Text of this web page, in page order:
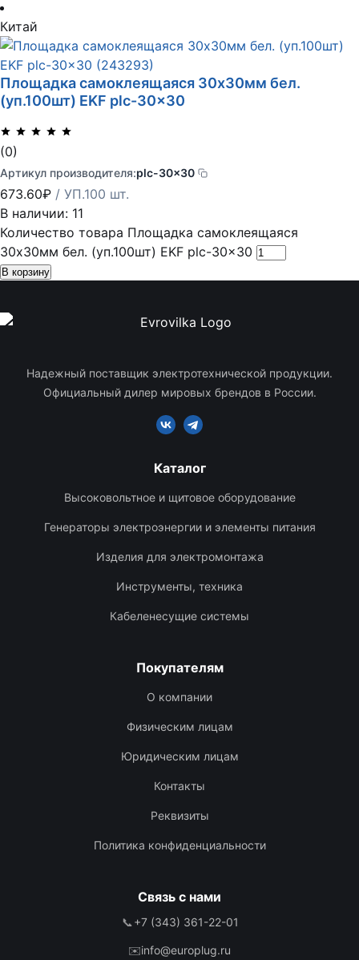
Китай
Площадка самоклеящаяся 30х30мм бел.
(уп.100шт) EKF plc-30×30
(0)
Артикул производителя:plc-30x30
673.60₽ / УП.100 шт.
В наличии: 11
Количество товара Площадка самоклеящаяся
30х30мм бел. (уп.100шт) EKF plc-30x30
В корзину
Надежный поставщик электротехнической продукции.
Официальный дилер мировых брендов в России.
Каталог
Высоковольтное и щитовое оборудование
Генераторы электроэнергии и элементы питания
Изделия для электромонтажа
Инструменты, техника
Кабеленесущие системы
Покупателям
О компании
Физическим лицам
Юридическим лицам
Контакты
Реквизиты
Политика конфиденциальности
Связь с нами
📞+7 (343) 361-22-01
✉️info@europlug.ru